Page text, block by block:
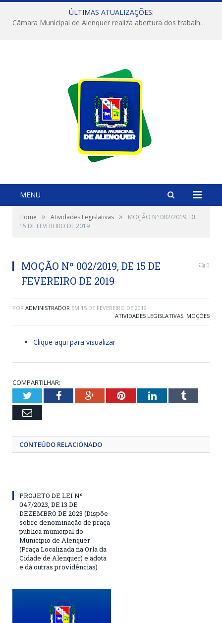
ÚLTIMAS ATUALIZAÇÕES:
Câmara Municipal de Alenquer realiza abertura dos trabalhos do 4º Período Legislativo
MENU
Home » Atividades Legislativas »
MOÇÃO Nº 002/2019, DE
15 DE FEVEREIRO DE 2019
MOÇÃO Nº 002/2019, DE 15 DE
FEVEREIRO DE 2019
0
POR ADMINISTRADOR EM 15 DE FEVEREIRO DE 2019
ATIVIDADES LEGISLATIVAS, MOÇÕES
Clique aqui para visualizar
COMPARTILHAR:
TwitterFacebookGoogle+PinterestLinkedInTumblr
Email
CONTEÚDO RELACIONADO
PROJETO DE LEI Nº
047/2023, DE 13 DE
DEZEMBRO DE 2023 (Dispõe
sobre denominação de praça
pública municipal do
Município de Alenquer
(Praça Localizada na Orla da
Cidade de Alenquer) e adota
e dá outras providências)